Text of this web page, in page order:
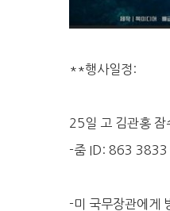
**행사일정:
25일 고 김관홍 잠
-줌 ID: 863
-미 국무장관에게